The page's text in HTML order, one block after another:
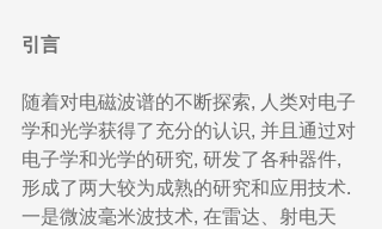
引言
随着对电磁波谱的不断探索, 人类对电子
学和光学获得了充分的认识, 并且通过对
电子学和光学的研究, 研发了各种器件,
形成了两大较为成熟的研究和应用技术.
一是微波毫米波技术, 在雷达、射电天